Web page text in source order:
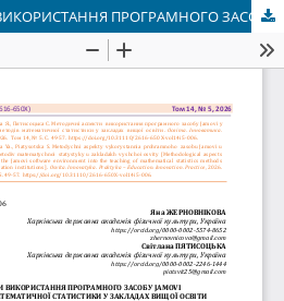
МЕТОДИЧНІ АСПЕКТИ ВИКОРИСТАННЯ ПРОГРАМНОГО ЗАСОБУ JAMOVI У ВИКЛАДАННІ МЕТОДІВ МАТЕМАТИЧНОЇ СТАТИСТИКИ У ЗАКЛАДАХ ВИЩОЇ ОСВІТИ